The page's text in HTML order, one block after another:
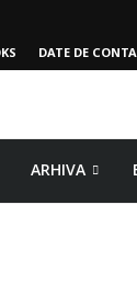
DATE DE
ARHIVA